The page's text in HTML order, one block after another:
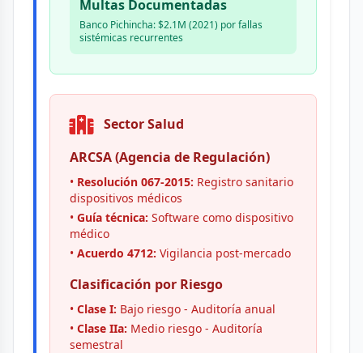
Multas Documentadas
Banco Pichincha: $2.1M (2021) por fallas
sistémicas recurrentes
Sector Salud
ARCSA (Agencia de Regulación)
• Resolución 067-2015: Registro sanitario
dispositivos médicos
• Guía técnica: Software como dispositivo
médico
• Acuerdo 4712: Vigilancia post-mercado
Clasificación por Riesgo
• Clase I: Bajo riesgo - Auditoría anual
• Clase IIa: Medio riesgo - Auditoría
semestral